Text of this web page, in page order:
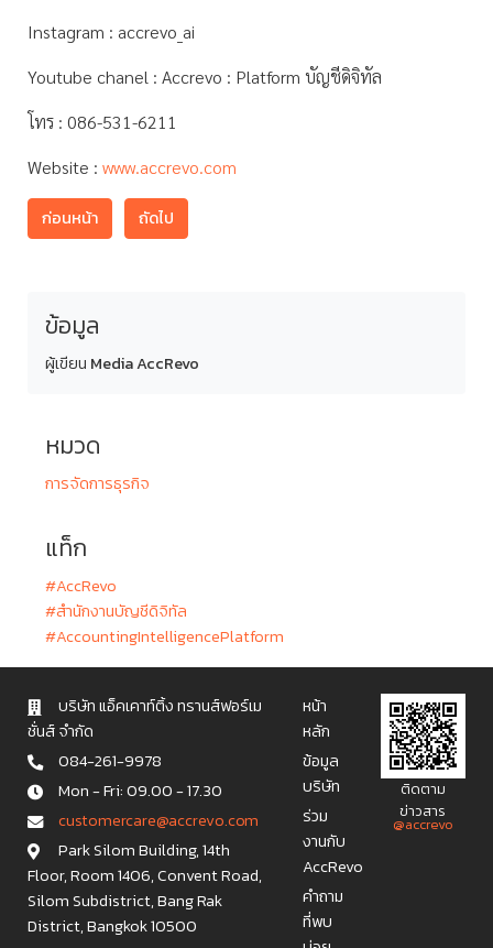
Instagram : accrevo_ai
Youtube chanel : Accrevo : Platform บัญชีดิจิทัล
โทร : 086-531-6211
Website : www.accrevo.com
ก่อนหน้า ถัดไป
ข้อมูล
ผู้เขียน Media AccRevo
หมวด
การจัดการธุรกิจ
แท็ก
#AccRevo
#สำนักงานบัญชีดิจิทัล
#AccountingIntelligencePlatform
บริษัท แอ็คเคาท์ติ้ง ทรานส์ฟอร์เม
ชั่นส์ จำกัด
084-261-9978
Mon - Fri: 09.00 - 17.30
c u s t o m e r c a r e @ a c c r e v o . c o m
Park Silom Building, 14th
Floor, Room 1406, Convent Road,
Silom Subdistrict, Bang Rak
District, Bangkok 10500
หน้า
หลัก
ข้อมูล
บริษัท
ร่วม
งานกับ
AccRevo
คำถาม
ที่พบ
ติดตาม
ข่าวสาร
@accrevo